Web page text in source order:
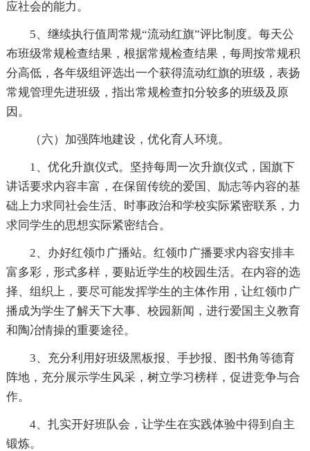
应社会的能力。
5、继续执行值周常规“流动红旗”评比制度。每天公
布班级常规检查结果，根据常规检查结果，每周按常规积
分高低，各年级组评选出一个获得流动红旗的班级，表扬
常规管理先进班级，指出常规检查扣分较多的班级及原
因。
（六）加强阵地建设，优化育人环境。
1、优化升旗仪式。坚持每周一次升旗仪式，国旗下
讲话要求内容丰富，在保留传统的爱国、励志等内容的基
础上力求同社会生活、时事政治和学校实际紧密联系，力
求同学生的思想实际紧密结合。
2、办好红领巾广播站。红领巾广播要求内容安排丰
富多彩，形式多样，要贴近学生的校园生活。在内容的选
择、组织上，要尽可能发挥学生的主体作用，让红领巾广
播成为学生了解天下大事、校园新闻，进行爱国主义教育
和陶冶情操的重要途径。
3、充分利用好班级黑板报、手抄报、图书角等德育
阵地，充分展示学生风采，树立学习榜样，促进竞争与合
作。
4、扎实开好班队会，让学生在实践体验中得到自主
锻炼。